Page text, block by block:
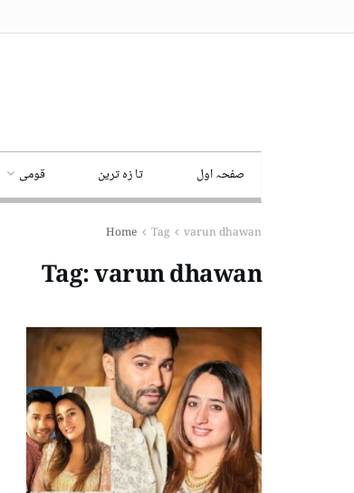
صفحہ اول تا زہ ترین قومی
Home Tag varun dhawan
Tag:varun dhawan